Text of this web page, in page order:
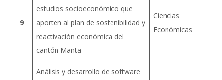
9
estudios socioeconómico que
aporten al plan de sostenibilidad y
reactivación económica del
cantón Manta
Ciencias
Económicas
Análisis y desarrollo de software